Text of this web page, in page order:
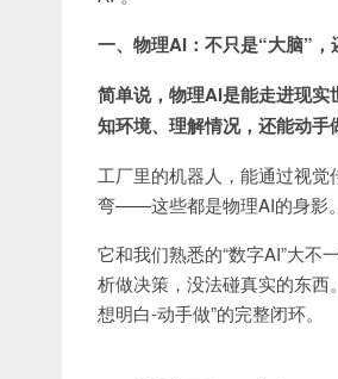
一、物理AI：不只是“大脑”，
简单说，物理AI是能走进现
知环境、理解情况，还能动手
工厂里的机器人，能通过视觉
弯——这些都是物理AI的身影。
它和我们熟悉的“数字AI”大不
析做决策，没法碰真实的东西
想明白-动手做”的完整闭环。